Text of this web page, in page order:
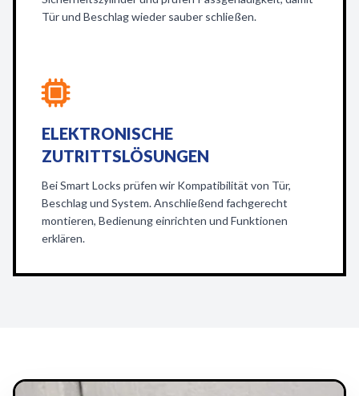
Tür und Beschlag wieder sauber schließen.
ELEKTRONISCHE
ZUTRITTSLÖSUNGEN
Bei Smart Locks prüfen wir Kompatibilität von Tür,
Beschlag und System. Anschließend fachgerecht
montieren, Bedienung einrichten und Funktionen
erklären.